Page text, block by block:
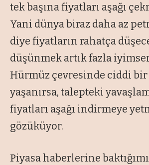
tek başına fiyatları aşağı
Yani dünya biraz daha az
diye fiyatların rahatça
düşünmek artık fazla
Hürmüz çevresinde ciddi bir
yaşanırsa, talepteki
fiyatları aşağı indirmeye
gözüküyor.
Piyasa haberlerine